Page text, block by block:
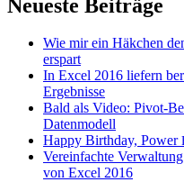
Neueste Beiträge
Wie mir ein Häkchen
erspart
In Excel 2016 liefern
Ergebnisse
Bald als Video: Pivot-
Datenmodell
Happy Birthday, Power
Vereinfachte
von Excel 2016